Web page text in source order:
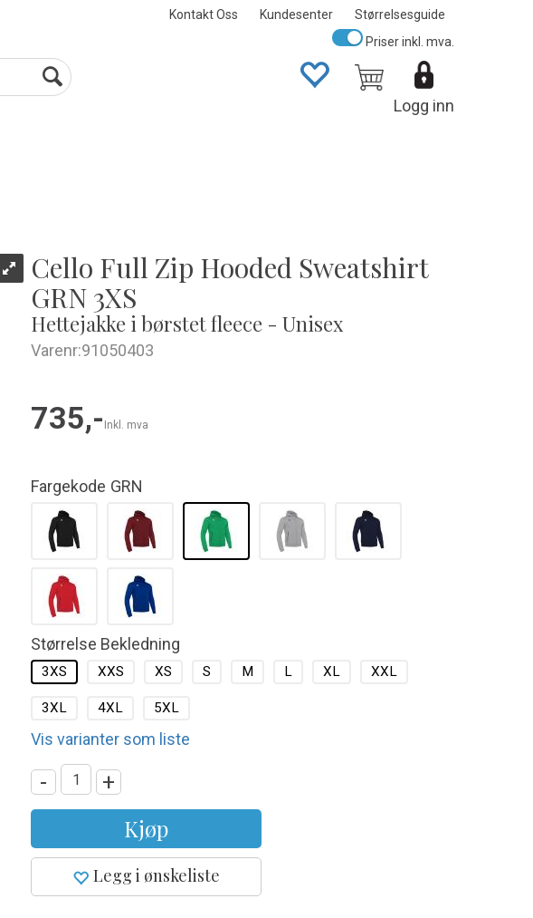
Kontakt Oss Kundesenter Størrelsesguide
Logg inn
Priser inkl. mva.
Cello Full Zip Hooded Sweatshirt
GRN 3XS
Hettejakke i børstet fleece - Unisex
Varenr:91050403
735,- Inkl. mva
Fargekode GRN
Størrelse Bekledning
3XS XXS XS S M L XL XXL
3XL 4XL 5XL
Vis varianter som liste
- +
Kjøp
Legg i ønskeliste